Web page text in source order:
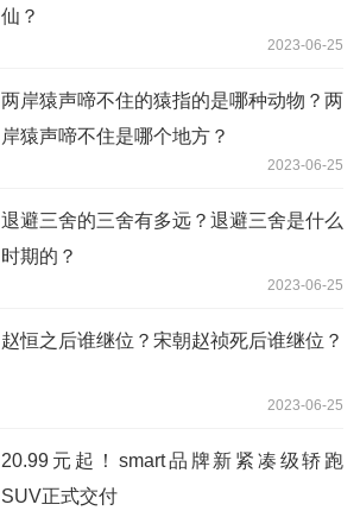
仙？
2023-06-25
两岸猿声啼不住的猿指的是哪种动物？两
岸猿声啼不住是哪个地方？
2023-06-25
退避三舍的三舍有多远？退避三舍是什么
时期的？
2023-06-25
赵恒之后谁继位？宋朝赵祯死后谁继位？
2023-06-25
20.99元起！smart品牌新紧凑级轿跑
SUV正式交付